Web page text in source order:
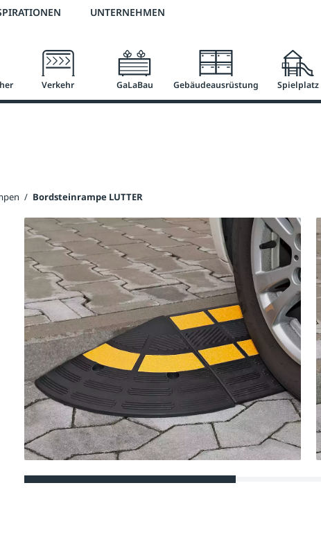
2 % Vorkassen-Skonto versandkostenfrei ab 50 €
UNTERNEHMEN
Verkehr GaLaBau Gebäudeausrüstung Spielplatz
/ Bordsteinrampe LUTTER